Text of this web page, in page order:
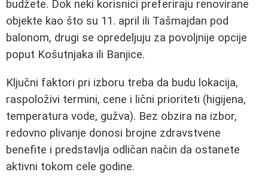
budžete. Dok neki korisnici preferiraju renovirane
objekte kao što su 11. april ili Tašmajdan pod
balonom, drugi se opredeljuju za povoljnije opcije
poput Košutnjaka ili Banjice.
Ključni faktori pri izboru treba da budu lokacija,
raspoloživi termini, cene i lični prioriteti (higijena,
temperatura vode, gužva). Bez obzira na izbor,
redovno plivanje donosi brojne zdravstvene
benefite i predstavlja odličan način da ostanete
aktivni tokom cele godine.